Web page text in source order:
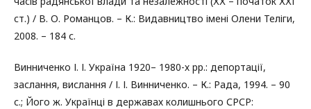
ст.) / В. О. Романцов. – К.: Видавництво імені Олени Теліги,
2008. – 184 с.
Винниченко І. І. Україна 1920– 1980-х рр.: депортації,
заслання, вислання / І. І. Винниченко. – К.: Рада, 1994. – 90
с.; Його ж. Українці в державах колишнього СРСР: